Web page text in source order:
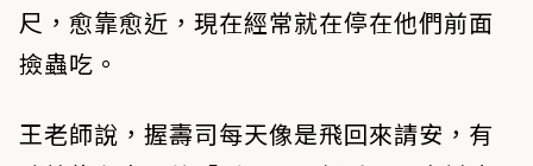
尺，愈靠愈近，現在經常就在停在他們前面
撿蟲吃。
王老師說，握壽司每天像是飛回來請安，有